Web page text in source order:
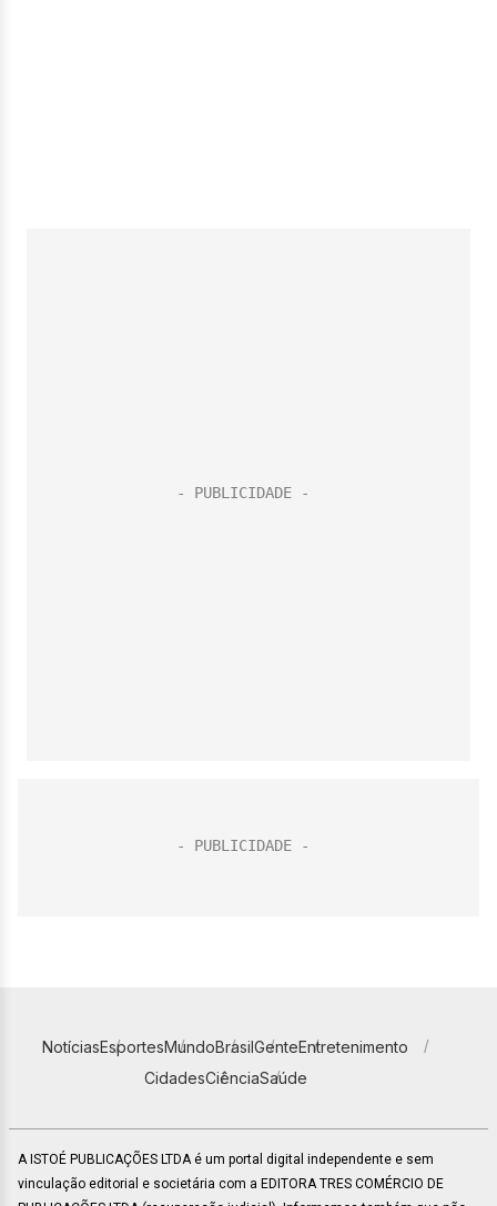
NotíciasEsportesMundoBrasilGenteEntretenimento
CidadesCiênciaSaúde
A ISTOÉ PUBLICAÇÕES LTDA é um portal digital independente e sem
vinculação editorial e societária com a EDITORA TRES COMÉRCIO DE